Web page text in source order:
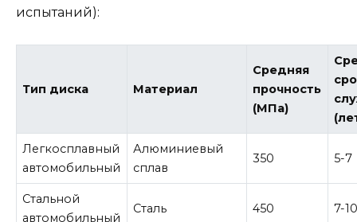
испытаний):
Тип диска Материал
Средняя
прочность
(МПа)
Легкосплавный
автомобильный
Алюминиевый
сплав
350 5-7
Стальной
автомобильный
Сталь 450 7-